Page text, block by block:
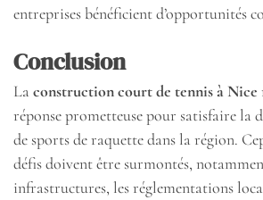
entreprises bénéficient d’opportunités
Conclusion
Laconstruction court de tennis à Nice
réponse prometteuse pour satisfaire la
de sports de raquette dans la région.
défis doivent être surmontés,
infrastructures, les réglementations